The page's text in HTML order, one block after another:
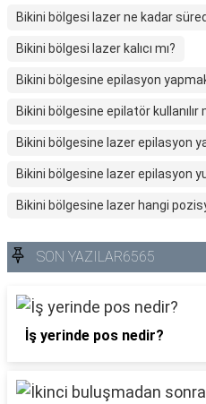
Bikini bölgesi lazer ne kadar
Bikini bölgesi lazer kalıcı mı?
Bikini bölgesine epilasyon
Bikini bölgesine epilatör kullanılır
Bikini bölgesine lazer epilasyon
Bikini bölgesine lazer epilasyon
Bikini bölgesine lazer hangi
SON YAZILAR6565
İş yerinde pos nedir?